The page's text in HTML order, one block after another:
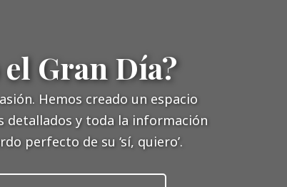
Gran Día?
Hemos creado un espacio
detallados y toda la información
perfecto de su ‘sí, quiero’.